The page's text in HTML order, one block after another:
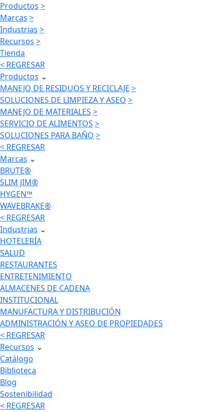
Productos >
Marcas >
Industrias >
Recursos >
Tienda
< REGRESAR
Productos ⌄
MANEJO DE RESIDUOS Y RECICLAJE >
SOLUCIONES DE LIMPIEZA Y ASEO >
MANEJO DE MATERIALES >
SERVICIO DE ALIMENTOS >
SOLUCIONES PARA BAÑO >
< REGRESAR
Marcas ⌄
BRUTE®
SLIM JIM®
HYGEN™
WAVEBRAKE®
< REGRESAR
Industrias ⌄
HOTELERÍA
SALUD
RESTAURANTES
ENTRETENIMIENTO
ALMACENES DE CADENA
INSTITUCIONAL
MANUFACTURA Y DISTRIBUCIÓN
ADMINISTRACIÓN Y ASEO DE PROPIEDADES
< REGRESAR
Recursos ⌄
Catálogo
Biblioteca
Blog
Sostenibilidad
< REGRESAR